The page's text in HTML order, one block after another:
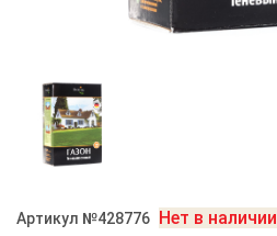
Артикул №428776 Нет в наличии